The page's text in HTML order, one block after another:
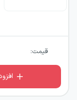
قیمت: